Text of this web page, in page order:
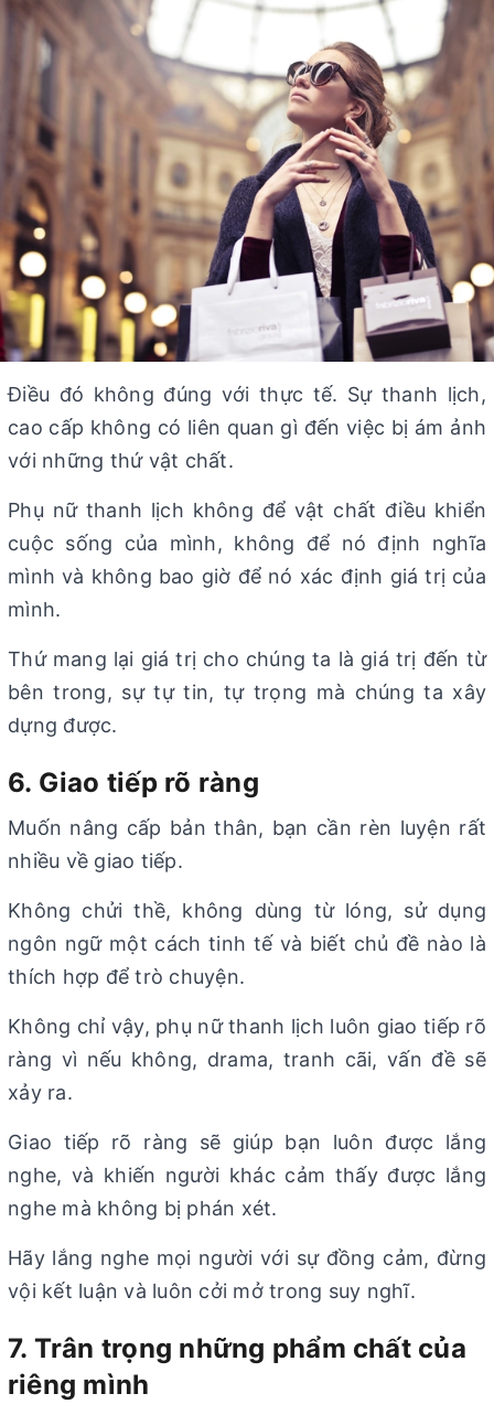
Điều đó không đúng với thực tế. Sự thanh lịch,
cao cấp không có liên quan gì đến việc bị ám ảnh
với những thứ vật chất.
Phụ nữ thanh lịch không để vật chất điều khiển
cuộc sống của mình, không để nó định nghĩa
mình và không bao giờ để nó xác định giá trị của
mình.
Thứ mang lại giá trị cho chúng ta là giá trị đến từ
bên trong, sự tự tin, tự trọng mà chúng ta xây
dựng được.
6. Giao tiếp rõ ràng
Muốn nâng cấp bản thân, bạn cần rèn luyện rất
nhiều về giao tiếp.
Không chửi thề, không dùng từ lóng, sử dụng
ngôn ngữ một cách tinh tế và biết chủ đề nào là
thích hợp để trò chuyện.
Không chỉ vậy, phụ nữ thanh lịch luôn giao tiếp rõ
ràng vì nếu không, drama, tranh cãi, vấn đề sẽ
xảy ra.
Giao tiếp rõ ràng sẽ giúp bạn luôn được lắng
nghe, và khiến người khác cảm thấy được lắng
nghe mà không bị phán xét.
Hãy lắng nghe mọi người với sự đồng cảm, đừng
vội kết luận và luôn cởi mở trong suy nghĩ.
7. Trân trọng những phẩm chất của
riêng mình